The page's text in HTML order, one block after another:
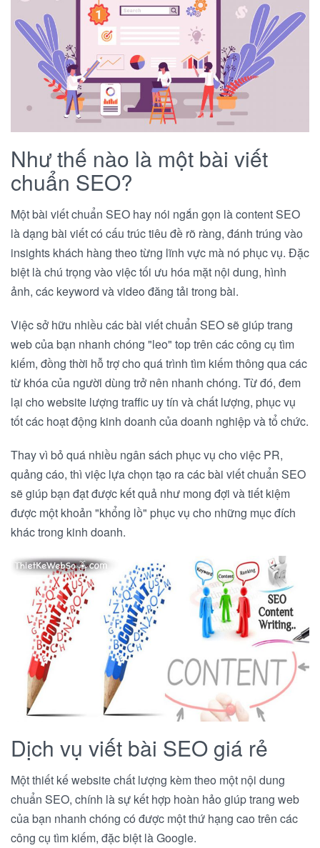
Như thế nào là một bài viết
chuẩn SEO?
Một bài viết chuẩn SEO hay nói ngắn gọn là content SEO
là dạng bài viết có cấu trúc tiêu đề rõ ràng, đánh trúng vào
insights khách hàng theo từng lĩnh vực mà nó phục vụ. Đặc
biệt là chú trọng vào việc tối ưu hóa mặt nội dung, hình
ảnh, các keyword và video đăng tải trong bài.
Việc sở hữu nhiều các bài viết chuẩn SEO sẽ giúp trang
web của bạn nhanh chóng "leo" top trên các công cụ tìm
kiếm, đồng thời hỗ trợ cho quá trình tìm kiếm thông qua các
từ khóa của người dùng trở nên nhanh chóng. Từ đó, đem
lại cho website lượng traffic uy tín và chất lượng, phục vụ
tốt các hoạt động kinh doanh của doanh nghiệp và tổ chức.
Thay vì bỏ quá nhiều ngân sách phục vụ cho việc PR,
quảng cáo, thì việc lựa chọn tạo ra các bài viết chuẩn SEO
sẽ giúp bạn đạt được kết quả như mong đợi và tiết kiệm
được một khoản "khổng lồ" phục vụ cho những mục đích
khác trong kinh doanh.
Dịch vụ viết bài SEO giá rẻ
Một thiết kế website chất lượng kèm theo một nội dung
chuẩn SEO, chính là sự kết hợp hoàn hảo giúp trang web
của bạn nhanh chóng có được một thứ hạng cao trên các
công cụ tìm kiếm, đặc biệt là Google.